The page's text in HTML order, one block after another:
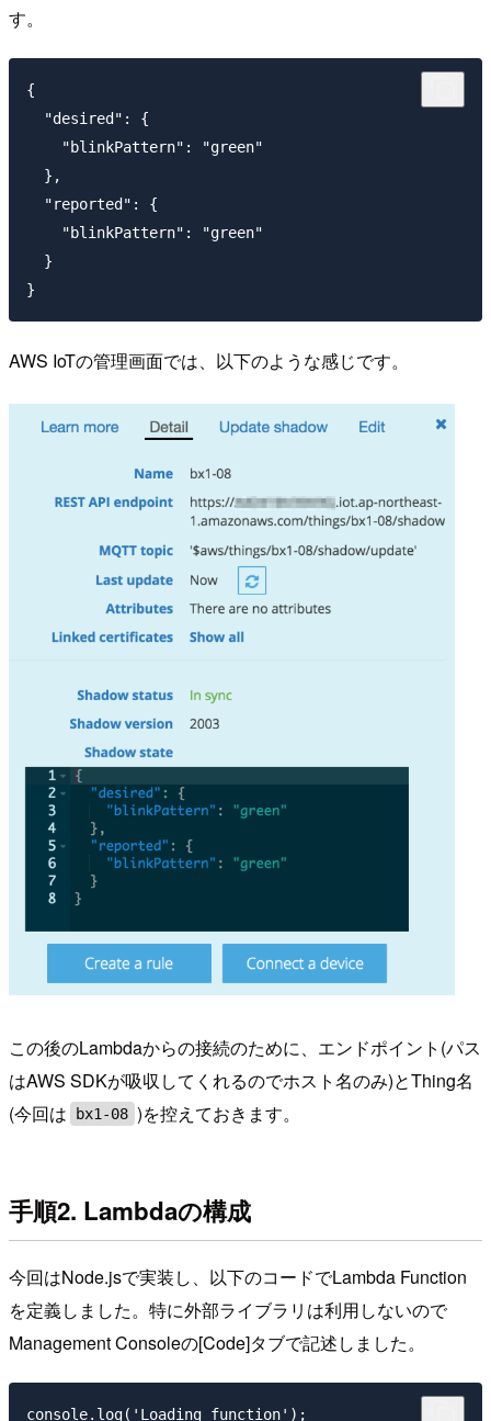
す。
{
  "desired": {
    "blinkPattern": "green"
  },
  "reported": {
    "blinkPattern": "green"
  }
AWS IoTの管理画面では、以下のような感じです。
この後のLambdaからの接続のために、エンドポイント(パス
はAWS SDKが吸収してくれるのでホスト名のみ)とThing名
(今回は
bx1-08 )を控えておきます。
手順2. Lambdaの構成
今回はNode.jsで実装し、以下のコードでLambda Function
を定義しました。特に外部ライブラリは利用しないので
Management Consoleの[Code]タブで記述しました。
console.log('Loading function');